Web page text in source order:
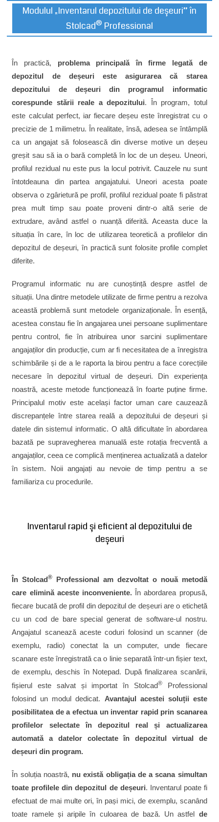
Modulul „Inventarul depozitului de deșeuri” în
Stolcad® Professional
În practică, problema principală în firme legată de
depozitul de deșeuri este asigurarea că starea
depozitului de deșeuri din programul informatic
corespunde stării reale a depozitului. În program, totul
este calculat perfect, iar fiecare deșeu este înregistrat cu o
precizie de 1 milimetru. În realitate, însă, adesea se întâmplă
ca un angajat să folosească din diverse motive un deșeu
greșit sau să ia o bară completă în loc de un deșeu. Uneori,
profilul rezidual nu este pus la locul potrivit. Cauzele nu sunt
întotdeauna din partea angajatului. Uneori acesta poate
observa o zgârietură pe profil, profilul rezidual poate fi păstrat
prea mult timp sau poate proveni dintr-o altă serie de
extrudare, având astfel o nuanță diferită. Aceasta duce la
situația în care, în loc de utilizarea teoretică a profilelor din
depozitul de deșeuri, în practică sunt folosite profile complet
diferite.
Programul informatic nu are cunoștință despre astfel de
situații. Una dintre metodele utilizate de firme pentru a rezolva
această problemă sunt metodele organizaționale. În esență,
acestea constau fie în angajarea unei persoane suplimentare
pentru control, fie în atribuirea unor sarcini suplimentare
angajaților din producție, cum ar fi necesitatea de a înregistra
schimbările și de a le raporta la birou pentru a face corecțiile
necesare în depozitul virtual de deșeuri. Din experiența
noastră, aceste metode funcționează în foarte puține firme.
Principalul motiv este același factor uman care cauzează
discrepanțele între starea reală a depozitului de deșeuri și
datele din sistemul informatic. O altă dificultate în abordarea
bazată pe supravegherea manuală este rotația frecventă a
angajaților, ceea ce complică menținerea actualizată a datelor
în sistem. Noii angajați au nevoie de timp pentru a se
familiariza cu procedurile.
Inventarul rapid și eficient al depozitului de
deșeuri
În Stolcad®
Professional am dezvoltat o nouă metodă
care elimină aceste inconveniente. În abordarea propusă,
fiecare bucată de profil din depozitul de deșeuri are o etichetă
cu un cod de bare special generat de software-ul nostru.
Angajatul scanează aceste coduri folosind un scanner (de
exemplu, radio) conectat la un computer, unde fiecare
scanare este înregistrată ca o linie separată într-un fișier text,
de exemplu, deschis în Notepad. După finalizarea scanării,
fișierul este salvat și importat în Stolcad®Professional
folosind un modul dedicat. Avantajul acestei soluții este
posibilitatea de a efectua un inventar rapid prin scanarea
profilelor selectate în depozitul real și actualizarea
automată a datelor colectate în depozitul virtual de
deșeuri din program.
În soluția noastră, nu există obligația de a scana simultan
toate profilele din depozitul de deșeuri. Inventarul poate fi
efectuat de mai multe ori, în pași mici, de exemplu, scanând
toate ramele și aripile în culoarea de bază. Un astfel de